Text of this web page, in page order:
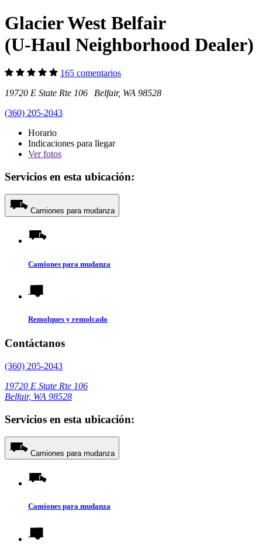
Glacier West Belfair
(U-Haul Neighborhood Dealer)
165 comentarios
19720 E State Rte 106 Belfair, WA 98528
(360) 205-2043
Horario
Indicaciones para llegar
Verfotos
Servicios en esta ubicación:
Camiones para mudanza
Camiones para mudanza
Remolques y remolcado
Contáctanos
(360) 205-2043
19720 E State Rte 106
Belfair, WA 98528
Servicios en esta ubicación:
Camiones para mudanza
Camiones para mudanza